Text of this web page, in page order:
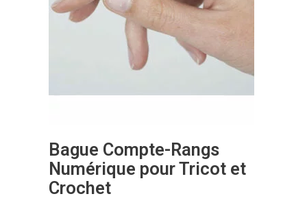
Bague Compte-Rangs
Numérique pour Tricot et
Crochet